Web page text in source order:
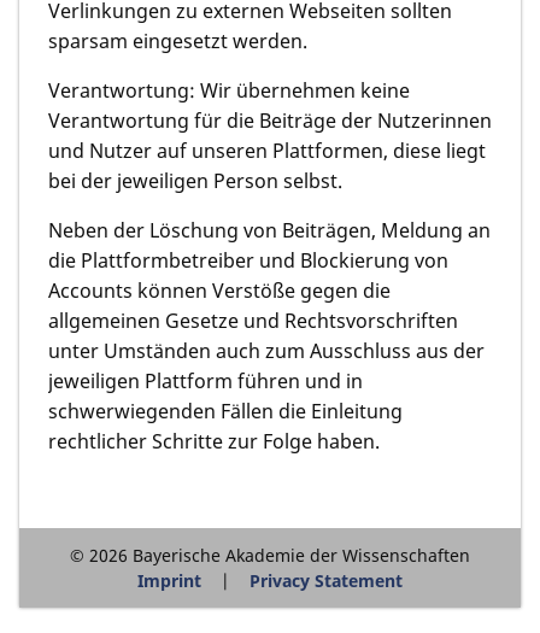
Verlinkungen zu externen Webseiten sollten
sparsam eingesetzt werden.
Verantwortung: Wir übernehmen keine
Verantwortung für die Beiträge der Nutzerinnen
und Nutzer auf unseren Plattformen, diese liegt
bei der jeweiligen Person selbst.
Neben der Löschung von Beiträgen, Meldung an
die Plattformbetreiber und Blockierung von
Accounts können Verstöße gegen die
allgemeinen Gesetze und Rechtsvorschriften
unter Umständen auch zum Ausschluss aus der
jeweiligen Plattform führen und in
schwerwiegenden Fällen die Einleitung
rechtlicher Schritte zur Folge haben.
© 2026 Bayerische Akademie der Wissenschaften
Imprint
Privacy Statement